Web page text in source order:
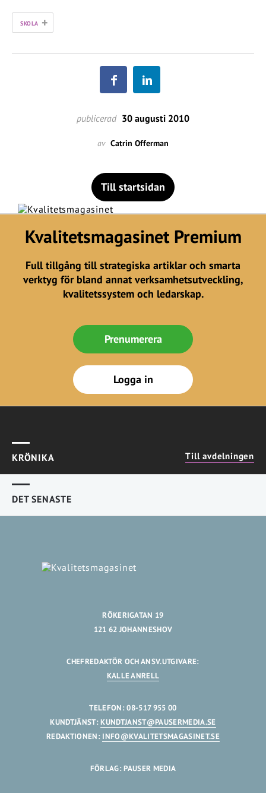
SKOLA +
publicerad 30 augusti 2010
av Catrin Offerman
Till startsidan
Kvalitetsmagasinet Premium
Full tillgång till strategiska artiklar och smarta
verktyg för bland annat verksamhetsutveckling,
kvalitetssystem och ledarskap.
Prenumerera
Logga in
KRÖNIKA Till avdelningen
DET SENASTE
RÖKERIGATAN 19
121 62 JOHANNESHOV
CHEFREDAKTÖR OCH ANSV.UTGIVARE:
KALLE ANRELL
TELEFON: 08-517 955 00
KUNDTJÄNST:KUNDTJANST@PAUSERMEDIA.SE
REDAKTIONEN: INFO@KVALITETSMAGASINET.SE
FÖRLAG: PAUSER MEDIA